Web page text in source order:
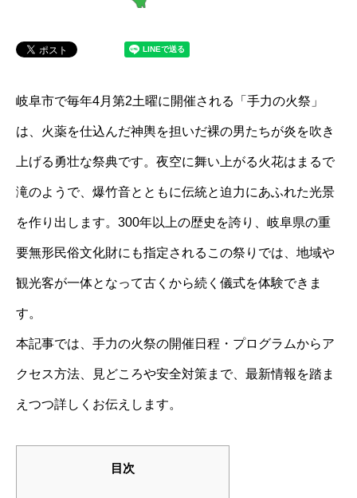
岐阜市で毎年4月第2土曜に開催される「手力の火祭」
は、火薬を仕込んだ神輿を担いだ裸の男たちが炎を吹き
上げる勇壮な祭典です。夜空に舞い上がる火花はまるで
滝のようで、爆竹音とともに伝統と迫力にあふれた光景
を作り出します。300年以上の歴史を誇り、岐阜県の重
要無形民俗文化財にも指定されるこの祭りでは、地域や
観光客が一体となって古くから続く儀式を体験できま
す。
本記事では、手力の火祭の開催日程・プログラムからア
クセス方法、見どころや安全対策まで、最新情報を踏ま
えつつ詳しくお伝えします。
目次